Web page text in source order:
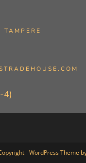
TAMPERE
4)
- WordPress Theme